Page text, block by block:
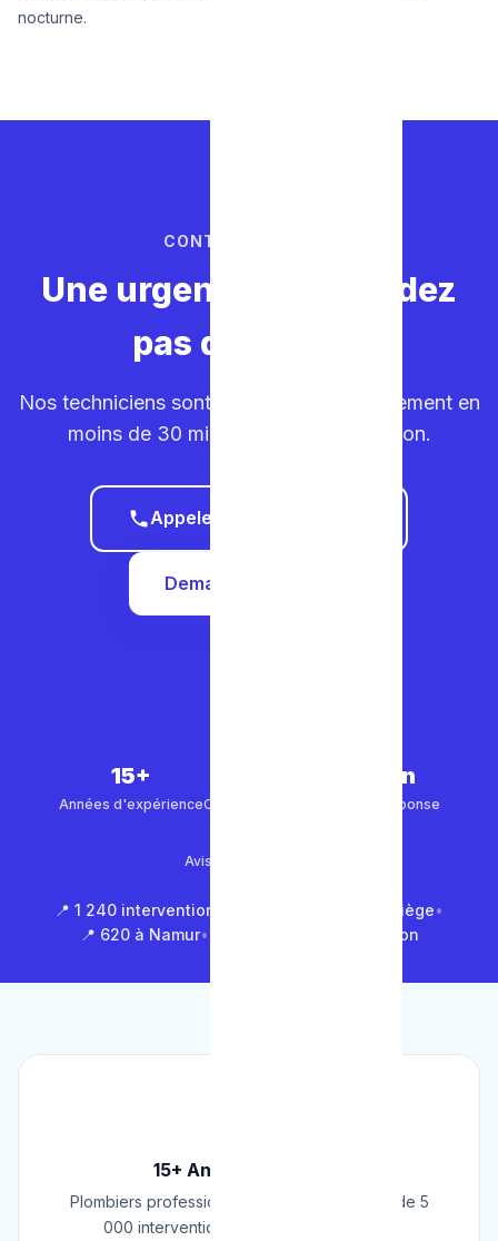
nocturne.
CONTACTEZ-NOUS
Une urgence ? Ne perdez
pas de temps.
Nos techniciens sont sur la route. Déplacement en
moins de 30 minutes dans votre région.
Appeler le 0465 68 51 58
Demander un devis
15+
Années d'expérienceClients satisfaits
30 min
Temps de réponse
Avis Google (500+)
📍 1 240 interventions à Bruxelles 📍 850 à Liège•
📍 620 à Namur• 📍 1 430 en Brabant Wallon
15+ Ans d'Expérience
Plombiers professionnels depuis 2009. Plus de 5
000 interventions réussies en Belgique.